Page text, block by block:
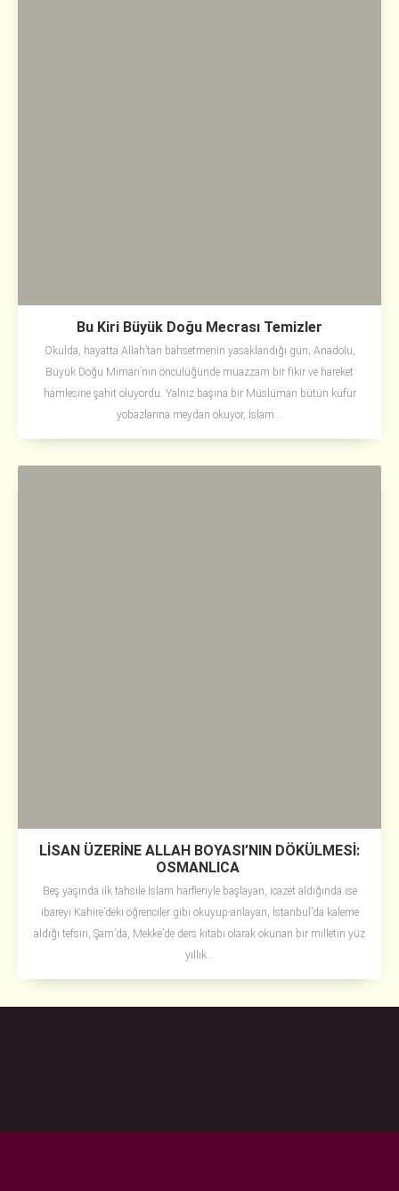
Bu Kiri Büyük Doğu Mecrası Temizler
Okulda, hayatta Allah’tan bahsetmenin yasaklandığı gün; Anadolu,
Büyük Doğu Mimarı’nın öncülüğünde muazzam bir fikir ve hareket
hamlesine şahit oluyordu. Yalnız başına bir Müslüman bütün küfür
yobazlarına meydan okuyor, İslam...
LİSAN ÜZERİNE ALLAH BOYASI’NIN DÖKÜLMESİ:
OSMANLICA
Beş yaşında ilk tahsile İslam harfleriyle başlayan, icazet aldığında ise
ibareyi Kahire’deki öğrenciler gibi okuyup-anlayan, İstanbul’da kaleme
aldığı tefsiri, Şam’da, Mekke’de ders kitabı olarak okunan bir milletin yüz
yıllık...